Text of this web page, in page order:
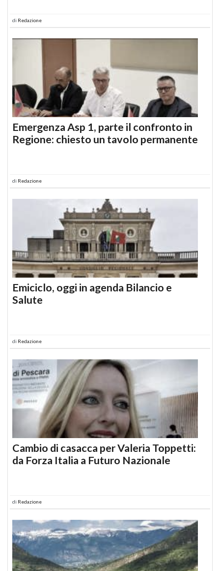
di Redazione
Emergenza Asp 1, parte il confronto in
Regione: chiesto un tavolo permanente
di Redazione
Emiciclo, oggi in agenda Bilancio e
Salute
di Redazione
Cambio di casacca per Valeria Toppetti:
da Forza Italia a Futuro Nazionale
di Redazione